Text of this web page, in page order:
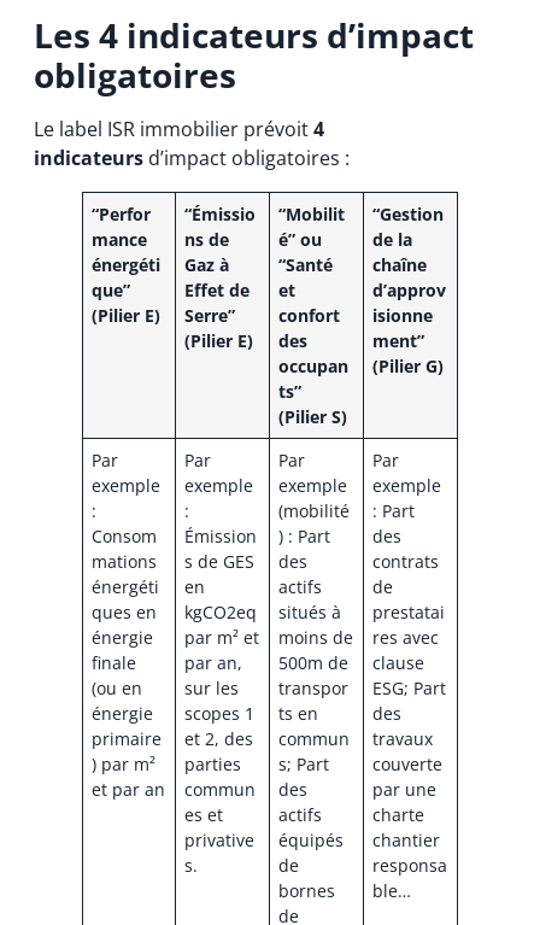
Les 4 indicateurs d’impact
obligatoires
Le label ISR immobilier prévoit4
indicateursd’impact obligatoires :
“Perfor
mance
énergéti
que”
(Pilier E)
“Émissio
ns de
Gaz à
Effet de
Serre”
(Pilier E)
“Mobilit
é” ou
“Santé
et
confort
des
occupan
ts”
(Pilier S)
“Gestion
de la
chaîne
d’approv
isionne
ment”
(Pilier G)
Par
exemple
:
Consom
mations
énergéti
ques en
énergie
finale
(ou en
énergie
primaire
) par m²
et par an
Par
exemple
:
Émission
s de GES
en
kgCO2eq
par m² et
par an,
sur les
scopes 1
et 2, des
parties
commun
es et
privative
s.
Par
exemple
(mobilité
) : Part
des
actifs
situés à
moins de
500m de
transpor
ts en
commun
s; Part
des
actifs
équipés
de
bornes
de
Par
exemple
: Part
des
contrats
de
prestatai
res avec
clause
ESG; Part
des
travaux
couverte
par une
charte
chantier
responsa
ble…